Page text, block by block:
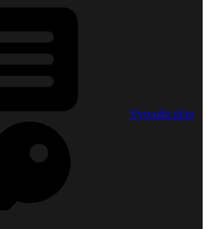
Vytvořit účet